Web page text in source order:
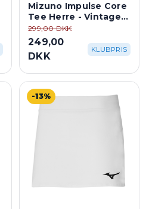
Mizuno Impulse Core
Tee Herre - Vintage
Indigo
299,00 DKK
249,00
DKK
KLUBPRIS
-13%